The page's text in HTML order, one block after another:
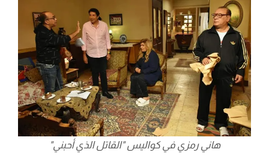
هاني رمزي في كواليس "القاتل الذي أحبني"